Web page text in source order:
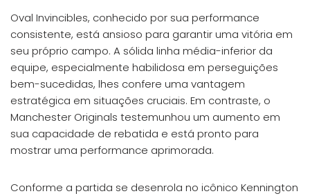
Oval Invincibles, conhecido por sua performance
consistente, está ansioso para garantir uma vitória em
seu próprio campo. A sólida linha média-inferior da
equipe, especialmente habilidosa em perseguições
bem-sucedidas, lhes confere uma vantagem
estratégica em situações cruciais. Em contraste, o
Manchester Originals testemunhou um aumento em
sua capacidade de rebatida e está pronto para
mostrar uma performance aprimorada.
Conforme a partida se desenrola no icônico Kennington